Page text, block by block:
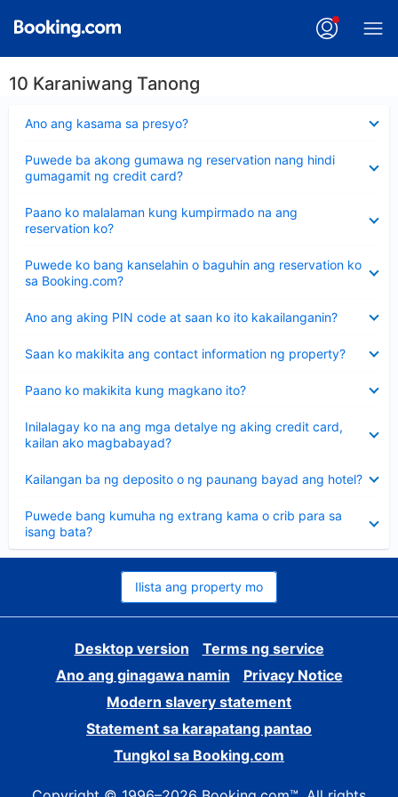
10 Karaniwang Tanong
Ano ang kasama sa presyo?
ang
Puwede ba akong gumawa ng reservation nang hindi
gumagamit ng credit card?
ang
sagot
Paano ko malalaman kung kumpirmado na ang
reservation ko?
ang
sagot
Puwede ko bang kanselahin o baguhin ang reservation ko
sa Booking.com?
ang
sagot
Ano ang aking PIN code at saan ko ito kakailanganin?
ang
Saan ko makikita ang contact information ng property?
ang
Paano ko makikita kung magkano ito?
ang
Inilalagay ko na ang mga detalye ng aking credit card,
kailan ako magbabayad?
ang
sagot
Kailangan ba ng deposito o ng paunang bayad ang hotel?
ang
Puwede bang kumuha ng extrang kama o crib para sa
isang bata?
ang
sagot
Ilista ang property mo
Desktop version
Terms ng service
Ano ang ginagawa namin
Privacy Notice
Modern slavery statement
Statement sa karapatang pantao
Tungkol sa Booking.com